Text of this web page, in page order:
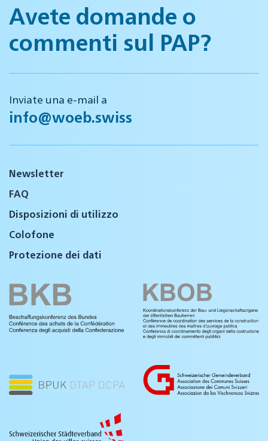
Avete domande o
commenti sul PAP?
Inviate una e-mail a
info@woeb.swiss
Newsletter
FAQ
Disposizioni di utilizzo
Colofone
Protezione dei dati